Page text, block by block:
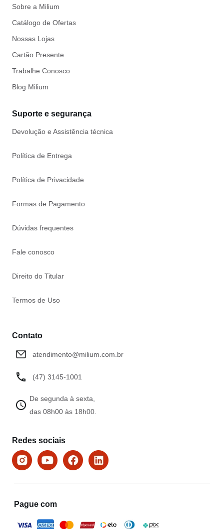
Sobre a Milium
Catálogo de Ofertas
Nossas Lojas
Cartão Presente
Trabalhe Conosco
Blog Milium
Suporte e segurança
Devolução e Assistência técnica
Política de Entrega
Política de Privacidade
Formas de Pagamento
Dúvidas frequentes
Fale conosco
Direito do Titular
Termos de Uso
Contato
atendimento@milium.com.br
(47) 3145-1001
De segunda à sexta,
das 08h00 às 18h00.
Redes sociais
Pague com